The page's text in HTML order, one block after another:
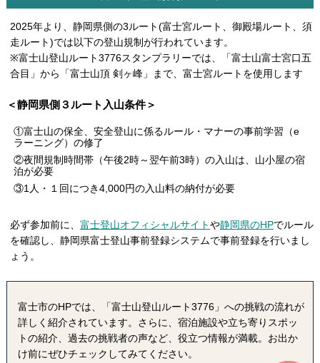
2025年より、静岡県側の3ルート(富士宮ルート、御殿場ルート、須
走ルート)では以下の登山規制が行われています。
※富士山登山ルート3776スタンプラリーでは、「富士山富士宮口五
合目」から「富士山頂 剣ヶ峰」まで、富士宮ルートを使用します
＜静岡県側３ルート入山条件＞
①富士山の保全、安全登山に係るルール・マナーの事前学習（e
ラーニング）の修了
②夜間規制時間帯（午後2時～翌午前3時）の入山は、山小屋の宿
泊が必要
③1人・１回につき4,000円の入山料の納付が必要
必ず参加前に、 富士登山オフィシャルサイトや静岡県のHPでルール
を確認し、静岡県富士登山事前登録システムで事前登録を行いまし
ょう。
富士市のHPでは、「富士山登山ルート3776」への挑戦の流れが
詳しく紹介されています。さらに、宿泊施設や立ち寄りスポッ
トの紹介、過去の挑戦者の声など、役立つ情報が満載。お出か
け前にぜひチェックしてみてください。